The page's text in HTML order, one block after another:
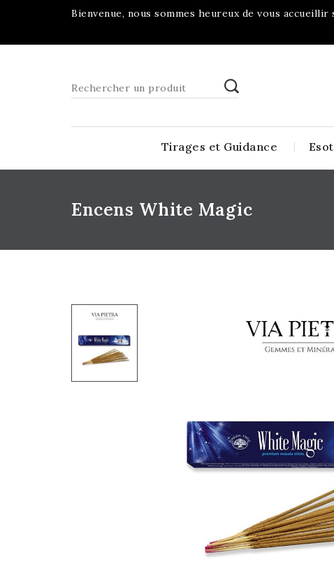
Bienvenue, nous sommes heureux de vous
Tirages et Guidance
Encens White Magic